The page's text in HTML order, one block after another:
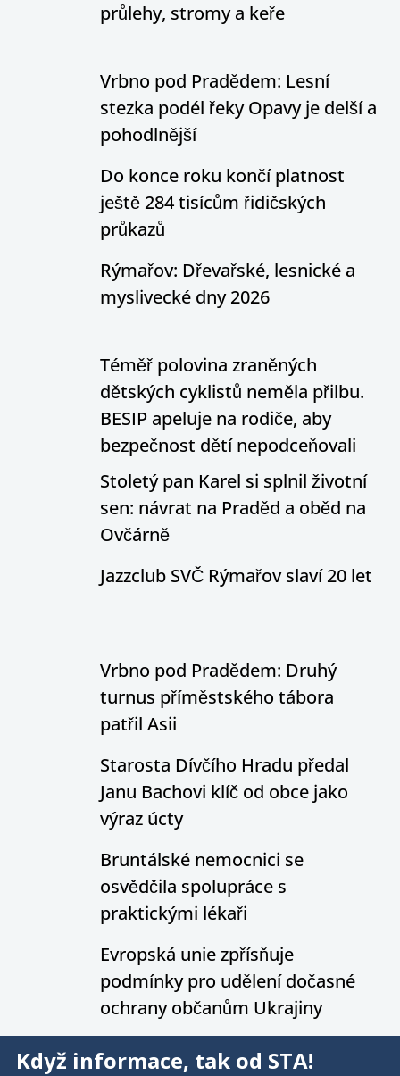
průlehy, stromy a keře
Vrbno pod Pradědem: Lesní
stezka podél řeky Opavy je delší a
pohodlnější
Do konce roku končí platnost
ještě 284 tisícům řidičských
průkazů
Rýmařov: Dřevařské, lesnické a
myslivecké dny 2026
Téměř polovina zraněných
dětských cyklistů neměla přilbu.
BESIP apeluje na rodiče, aby
bezpečnost dětí nepodceňovali
Stoletý pan Karel si splnil životní
sen: návrat na Praděd a oběd na
Ovčárně
Jazzclub SVČ Rýmařov slaví 20 let
Vrbno pod Pradědem: Druhý
turnus příměstského tábora
patřil Asii
Starosta Dívčího Hradu předal
Janu Bachovi klíč od obce jako
výraz úcty
Bruntálské nemocnici se
osvědčila spolupráce s
praktickými lékaři
Evropská unie zpřísňuje
podmínky pro udělení dočasné
ochrany občanům Ukrajiny
Když informace, tak od STA!